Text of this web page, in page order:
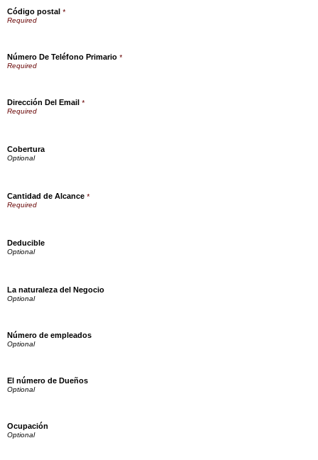
Código postal *
Número De Teléfono Primario *
Dirección Del Email *
Cobertura
Cantidad de Alcance *
Deducible
La naturaleza del Negocio
Número de empleados
El número de Dueños
Ocupación